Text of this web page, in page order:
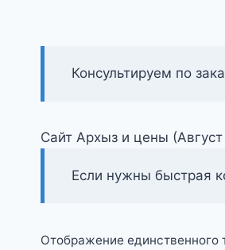
Консультируем по
Сайт Архыз и цены
Если нужны быстрая
Отображение единственного